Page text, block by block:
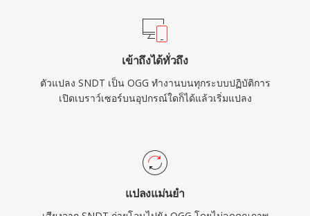
เข้าถึงได้ทั่วถึง
ตัวแปลง SNDT เป็น OGG ทำงานบนทุกระบบปฏิบัติการ
เปิดเบราว์เซอร์บนอุปกรณ์ใดก็ได้แล้วเริ่มแปลง
แปลงแม่นยำ